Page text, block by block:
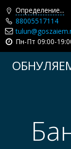
Определение...
88005517114
Пн-Пт 09:00-